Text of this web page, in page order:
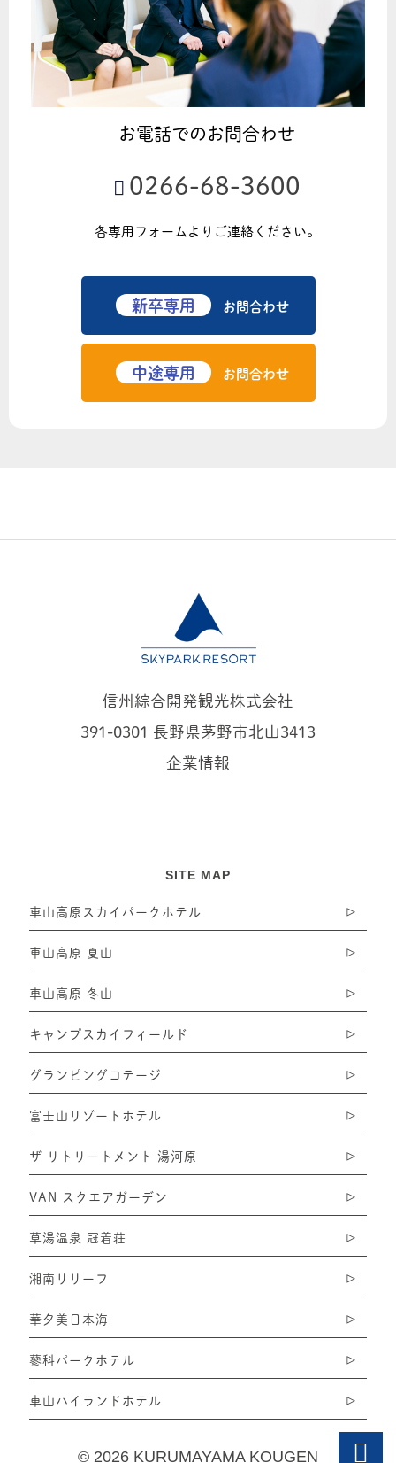
お電話でのお問合わせ
0266-68-3600
各専用フォームよりご連絡ください。
新卒専用 お問合わせ
中途専用 お問合わせ
信州綜合開発観光株式会社
391-0301 長野県茅野市北山3413
企業情報
SITE MAP
車山高原スカイパークホテル
車山高原 夏山
車山高原 冬山
キャンプスカイフィールド
グランピングコテージ
富士山リゾートホテル
ザ リトリートメント 湯河原
VAN スクエアガーデン
草湯温泉 冠着荘
湘南リリーフ
華夕美日本海
蓼科パークホテル
車山ハイランドホテル
© 2026 KURUMAYAMA KOUGEN